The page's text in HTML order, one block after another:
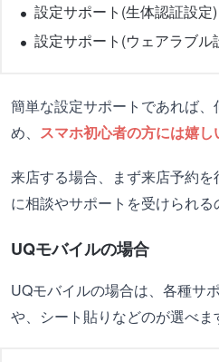
設定サポート(生体認証設定)
設定サポート(ウェアラブル
簡単な設定サポートであれば
め、 スマホ初心者の方には嬉し
来店する場合、まず来店予約
に相談やサポートを受けられる
UQモバイルの場合
UQモバイルの場合は、各種サ
や、シート貼りなどのが選べま